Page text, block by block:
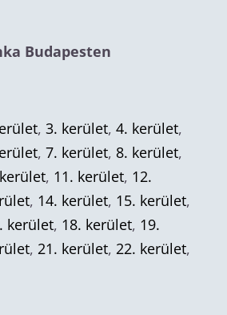
Budapesten
, 3. kerület, 4. kerület,
, 7. kerület, 8. kerület,
, 11. kerület, 12.
, 14. kerület, 15. kerület,
kerület, 18. kerület, 19.
, 21. kerület, 22. kerület,